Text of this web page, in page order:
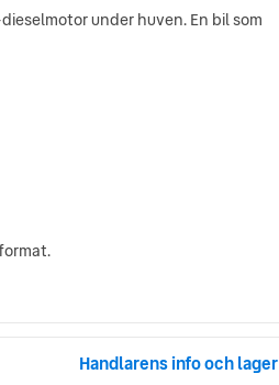
under huven. En bil som
Handlarens info och lager